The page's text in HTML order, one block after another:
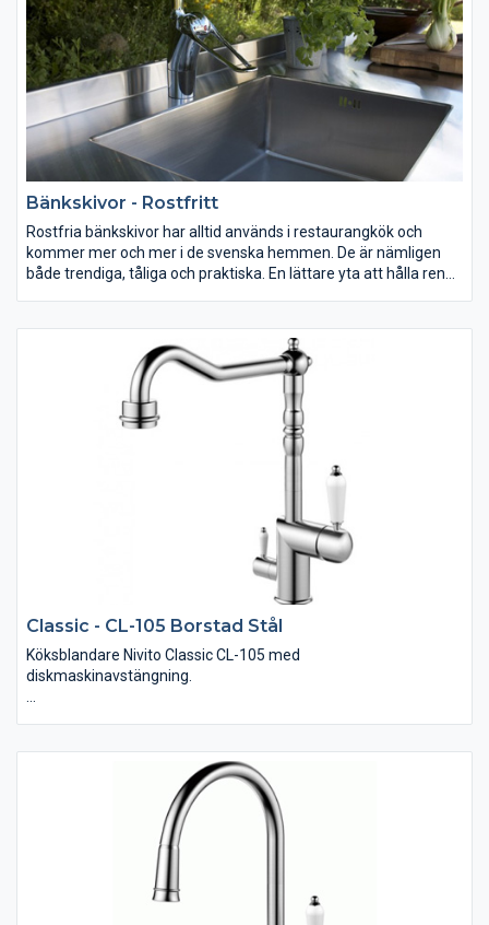
Bänkskivor - Rostfritt
Rostfria bänkskivor har alltid används i restaurangkök och
kommer mer och mer i de svenska hemmen. De är nämligen
både trendiga, tåliga och praktiska. En lättare yta att hålla ren
Classic - CL-105 Borstad Stål
Köksblandare Nivito Classic CL-105 med
diskmaskinavstängning.